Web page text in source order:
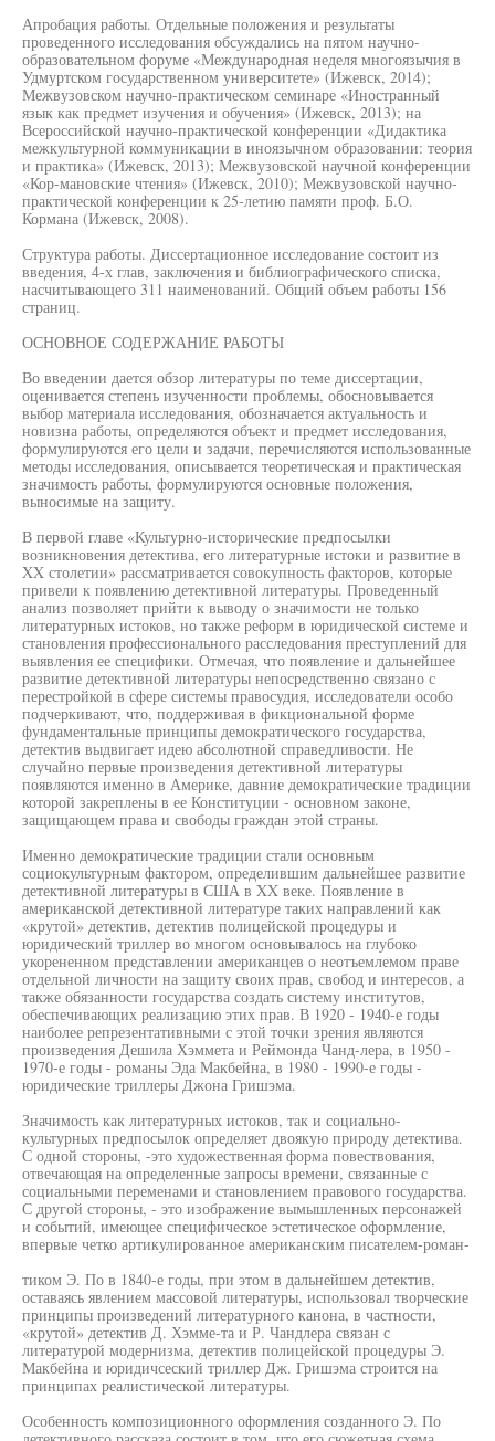
Апробация работы. Отдельные положения и результаты
проведенного исследования обсуждались на пятом научно-
образовательном форуме «Международная неделя многоязычия в
Удмуртском государственном университете» (Ижевск, 2014);
Межвузовском научно-практическом семинаре «Иностранный
язык как предмет изучения и обучения» (Ижевск, 2013); на
Всероссийской научно-практической конференции «Дидактика
межкультурной коммуникации в иноязычном образовании: теория
и практика» (Ижевск, 2013); Межвузовской научной конференции
«Кор-мановские чтения» (Ижевск, 2010); Межвузовской научно-
практической конференции к 25-летию памяти проф. Б.О.
Кормана (Ижевск, 2008).
Структура работы. Диссертационное исследование состоит из
введения, 4-х глав, заключения и библиографического списка,
насчитывающего 311 наименований. Общий объем работы 156
страниц.
ОСНОВНОЕ СОДЕРЖАНИЕ РАБОТЫ
Во введении дается обзор литературы по теме диссертации,
оценивается степень изученности проблемы, обосновывается
выбор материала исследования, обозначается актуальность и
новизна работы, определяются объект и предмет исследования,
формулируются его цели и задачи, перечисляются использованные
методы исследования, описывается теоретическая и практическая
значимость работы, формулируются основные положения,
выносимые на защиту.
В первой главе «Культурно-исторические предпосылки
возникновения детектива, его литературные истоки и развитие в
XX столетии» рассматривается совокупность факторов, которые
привели к появлению детективной литературы. Проведенный
анализ позволяет прийти к выводу о значимости не только
литературных истоков, но также реформ в юридической системе и
становления профессионального расследования преступлений для
выявления ее специфики. Отмечая, что появление и дальнейшее
развитие детективной литературы непосредственно связано с
перестройкой в сфере системы правосудия, исследователи особо
подчеркивают, что, поддерживая в фикциональной форме
фундаментальные принципы демократического государства,
детектив выдвигает идею абсолютной справедливости. Не
случайно первые произведения детективной литературы
появляются именно в Америке, давние демократические традиции
которой закреплены в ее Конституции - основном законе,
защищающем права и свободы граждан этой страны.
Именно демократические традиции стали основным
социокультурным фактором, определившим дальнейшее развитие
детективной литературы в США в XX веке. Появление в
американской детективной литературе таких направлений как
«крутой» детектив, детектив полицейской процедуры и
юридический триллер во многом основывалось на глубоко
укорененном представлении американцев о неотъемлемом праве
отдельной личности на защиту своих прав, свобод и интересов, а
также обязанности государства создать систему институтов,
обеспечивающих реализацию этих прав. В 1920 - 1940-е годы
наиболее репрезентативными с этой точки зрения являются
произведения Дешила Хэммета и Реймонда Чанд-лера, в 1950 -
1970-е годы - романы Эда Макбейна, в 1980 - 1990-е годы -
юридические триллеры Джона Гришэма.
Значимость как литературных истоков, так и социально-
культурных предпосылок определяет двоякую природу детектива.
С одной стороны, -это художественная форма повествования,
отвечающая на определенные запросы времени, связанные с
социальными переменами и становлением правового государства.
С другой стороны, - это изображение вымышленных персонажей
и событий, имеющее специфическое эстетическое оформление,
впервые четко артикулированное американским писателем-роман-
тиком Э. По в 1840-е годы, при этом в дальнейшем детектив,
оставаясь явлением массовой литературы, использовал творческие
принципы произведений литературного канона, в частности,
«крутой» детектив Д. Хэмме-та и Р. Чандлера связан с
литературой модернизма, детектив полицейской процедуры Э.
Макбейна и юридичсеский триллер Дж. Гришэма строится на
принципах реалистической литературы.
Особенность композиционного оформления созданного Э. По